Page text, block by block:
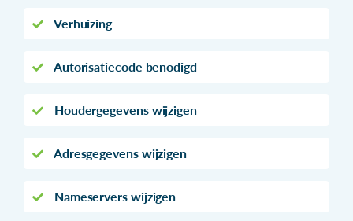
Verhuizing
Autorisatiecode benodigd
Houdergegevens wijzigen
Adresgegevens wijzigen
Nameservers wijzigen